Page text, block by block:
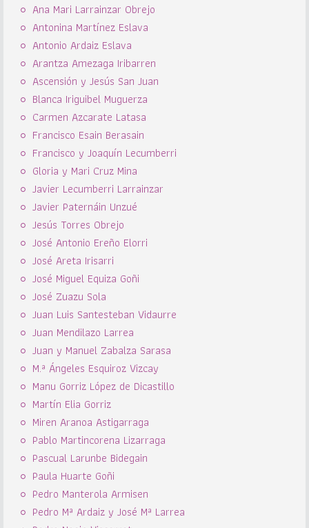
Ana Mari Larrainzar Obrejo
Antonina Martínez Eslava
Antonio Ardaiz Eslava
Arantza Amezaga Iribarren
Ascensión y Jesús San Juan
Blanca Iriguibel Muguerza
Carmen Azcarate Latasa
Francisco Esain Berasain
Francisco y Joaquín Lecumberri
Gloria y Mari Cruz Mina
Javier Lecumberri Larrainzar
Javier Paternáin Unzué
Jesús Torres Obrejo
José Antonio Ereño Elorri
José Areta Irisarri
José Miguel Equiza Goñi
José Zuazu Sola
Juan Luis Santesteban Vidaurre
Juan Mendilazo Larrea
Juan y Manuel Zabalza Sarasa
M.ª Ángeles Esquiroz Vizcay
Manu Gorriz López de Dicastillo
Martín Elia Gorriz
Miren Aranoa Astigarraga
Pablo Martincorena Lizarraga
Pascual Larunbe Bidegain
Paula Huarte Goñi
Pedro Manterola Armisen
Pedro Mª Ardaiz y José Mª Larrea